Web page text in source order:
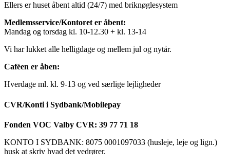
Ellers er huset åbent altid (24/7) med briknøglesystem
Medlemsservice/Kontoret er åbent:
Mandag og torsdag kl. 10-12.30 + kl. 13-14
Vi har lukket alle helligdage og mellem jul og nytår.
Caféen er åben:
Hverdage ml. kl. 9-13 og ved særlige lejligheder
CVR/Konti i Sydbank/Mobilepay
Fonden VOC Valby CVR: 39 77 71 18
KONTO I SYDBANK: 8075 0001097033 (husleje, leje og lign.)
husk at skriv hvad det vedrører.